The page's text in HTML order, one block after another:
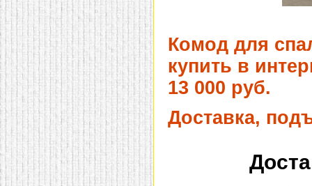
Комод для
купить в
13 000 руб.
Доставка,